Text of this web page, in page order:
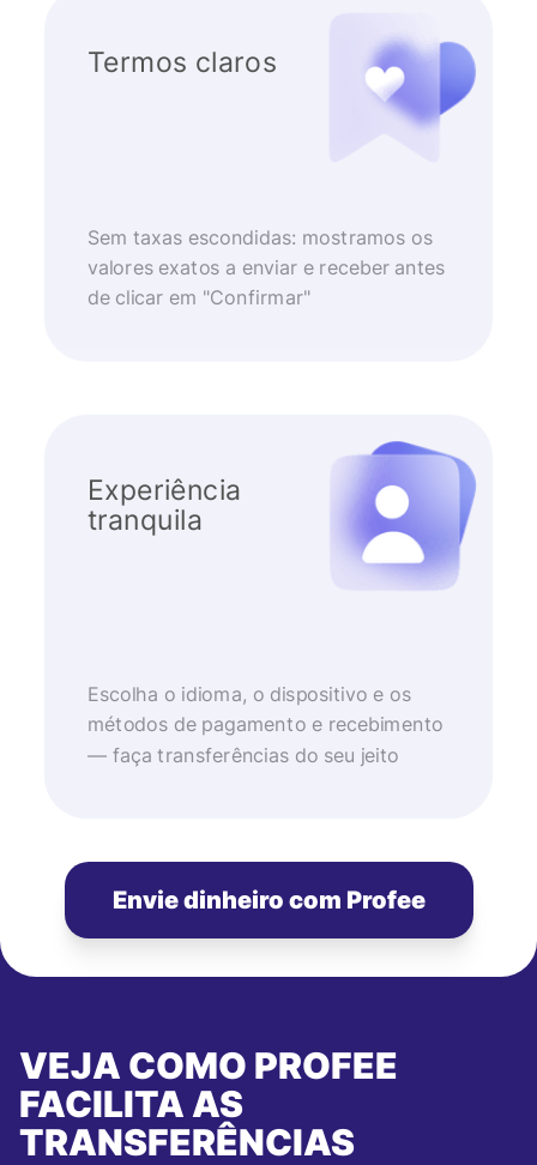
Termos claros
Sem taxas escondidas: mostramos os
valores exatos a enviar e receber antes
de clicar em "Confirmar"
Experiência
tranquila
Escolha o idioma, o dispositivo e os
métodos de pagamento e recebimento
— faça transferências do seu jeito
Envie dinheiro com Profee
VEJA COMO PROFEE
FACILITA AS
TRANSFERÊNCIAS